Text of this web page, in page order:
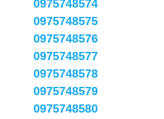
0975748574
0975748575
0975748576
0975748577
0975748578
0975748579
0975748580